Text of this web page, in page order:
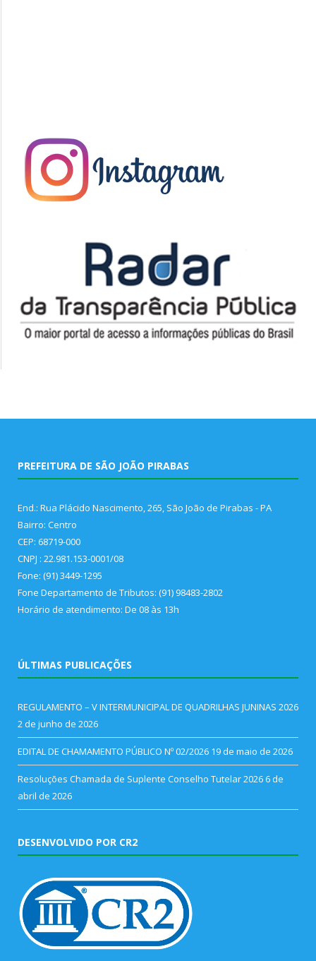
PREFEITURA DE SÃO JOÃO PIRABAS
End.: Rua Plácido Nascimento, 265, São João de Pirabas - PA
Bairro: Centro
CEP: 68719-000
CNPJ : 22.981.153-0001/08
Fone: (91) 3449-1295
Fone Departamento de Tributos: (91) 98483-2802
Horário de atendimento: De 08 às 13h
ÚLTIMAS PUBLICAÇÕES
REGULAMENTO – V INTERMUNICIPAL DE QUADRILHAS JUNINAS 2026
2 de junho de 2026
EDITAL DE CHAMAMENTO PÚBLICO Nº 02/2026 19 de maio de 2026
Resoluções Chamada de Suplente Conselho Tutelar 2026 6 de
abril de 2026
DESENVOLVIDO POR CR2